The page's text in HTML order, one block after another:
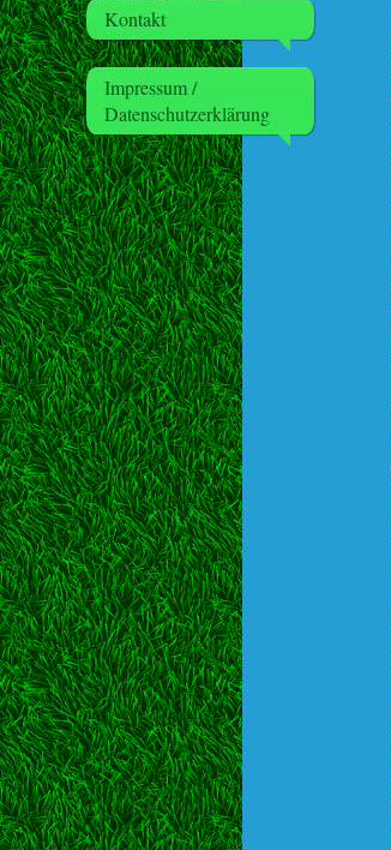
Kontakt
Impressum /
Datenschutzerklärung